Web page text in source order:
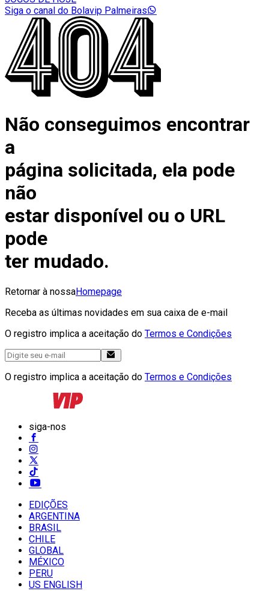
Siga o canal do Bolavip Palmeiras
Não conseguimos encontrar
a
página solicitada, ela pode
não
estar disponível ou o URL
pode
ter mudado.
Retornar à nossaHomepage
Receba as últimas novidades em sua caixa de e-mail
O registro implica a aceitação do Termos e Condições
O registro implica a aceitação do Termos e Condições
siga-nos
EDIÇÕES
ARGENTINA
BRASIL
CHILE
GLOBAL
MÉXICO
PERU
US ENGLISH